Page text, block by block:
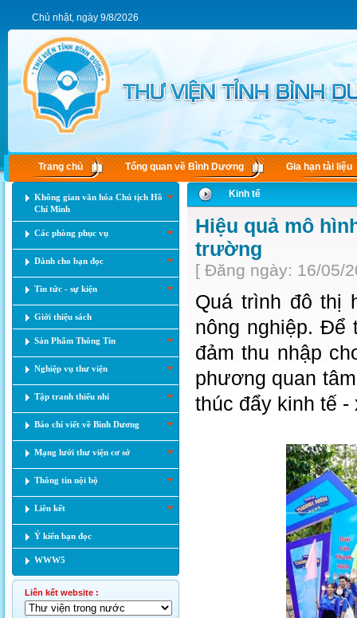
Chủ nhật, ngày 9/8/2026
Trang chủ Tổng quan về Bình Dương Gia hạn tài liệu
Không gian văn hóa Chủ tịch Hồ
Chí Minh
Các phòng phục vụ
Dành cho bạn đọc
Tin tức - sự kiện
Giới thiệu sách
Sản Phẩm Thông Tin
Nghiệp vụ thư viện
Tập tranh thiếu nhi
Báo chí viết về Bình Dương
Mạng lưới thư viện cơ sở
Thông tin nội bộ
Liên kết
Ý kiến bạn đọc
WWW5
Liên kết website :
Kinh tế
Hiệu quả mô
trường
[ Đăng ngày: 16/05/
Quá trình đô thị
nông nghiệp. Để
đảm thu nhập
phương quan
thúc đẩy kinh tế